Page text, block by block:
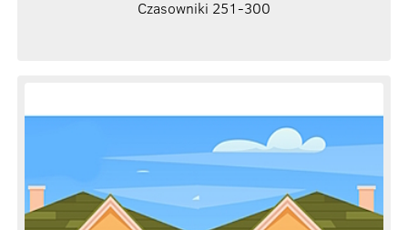
Czasowniki 251-300